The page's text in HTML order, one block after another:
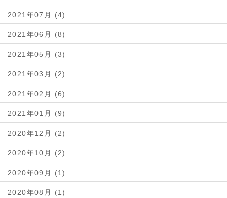
2021年07月 (4)
2021年06月 (8)
2021年05月 (3)
2021年03月 (2)
2021年02月 (6)
2021年01月 (9)
2020年12月 (2)
2020年10月 (2)
2020年09月 (1)
2020年08月 (1)